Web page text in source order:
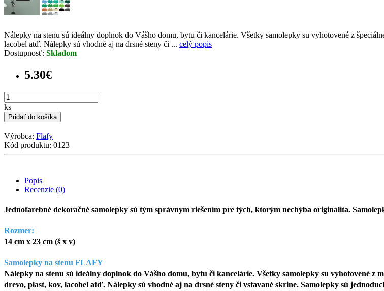
Nálepky na stenu sú ideálny doplnok do Vášho domu, bytu či kancelárie. Všetky samolepky su vyhotovené z
lacobel atď. Nálepky sú vhodné aj na drsné steny či ... celý popis
Dostupnosť: Skladom
5.30€
ks
Pridať do košíka
Výrobca: Flafy
Kód produktu: 0123
Popis
Recenzie (0)
Jednofarebné dekoračné samolepky sú tým správnym riešením pre tých, ktorým nechýba originalita.
Rozmer:
14 cm x 23 cm (š x v)
Samolepky na stenu FLAFY
Nálepky na stenu sú ideálny doplnok do Vášho domu, bytu či kancelárie. Všetky samolepky su vyhotovené z
drevo, plast, kov, lacobel atď. Nálepky sú vhodné aj na drsné steny či vstavané skrine. Samolepky sú